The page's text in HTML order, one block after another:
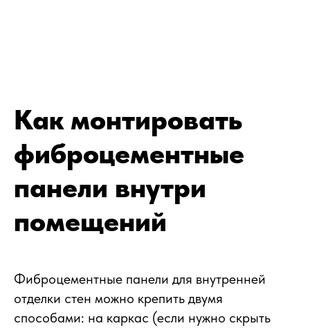
Как монтировать
фиброцементные
панели внутри
помещений
Фиброцементные панели для внутренней
отделки стен можно крепить двумя
способами: на каркас (если нужно скрыть